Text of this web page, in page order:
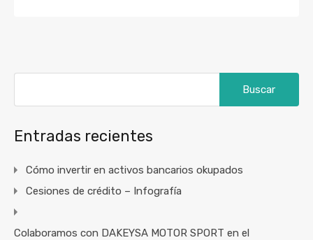
Entradas recientes
Cómo invertir en activos bancarios okupados
Cesiones de crédito – Infografía
Colaboramos con DAKEYSA MOTOR SPORT en el